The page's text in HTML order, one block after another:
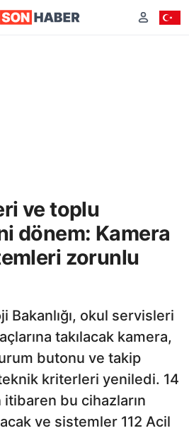
ve toplu
dönem: Kamera
zorunlu
Bakanlığı, okul servisleri
takılacak kamera,
butonu ve takip
kriterleri yeniledi. 14
itibaren bu cihazların
ve sistemler 112 Acil